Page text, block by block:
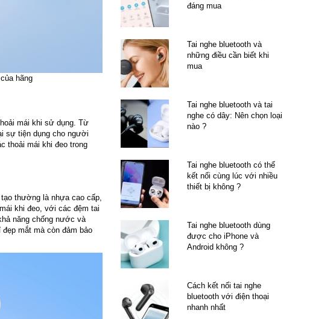
hãng
mái khi sử dụng. Từ
sự tiện dụng cho người
thoải mái khi đeo trong
thường là nhựa cao cấp,
khi đeo, với các đệm tai
năng chống nước và
mắt mà còn đảm bảo
đáng mua
Tai nghe bluetooth và
những điều cần biết khi
mua
Tai nghe bluetooth và tai
nghe có dây: Nên chọn loại
nào ?
Tai nghe bluetooth có thể
kết nối cùng lúc với nhiều
thiết bị không ?
Tai nghe bluetooth dùng
được cho iPhone và
Android không ?
Cách kết nối tai nghe
bluetooth với điện thoại
nhanh nhất